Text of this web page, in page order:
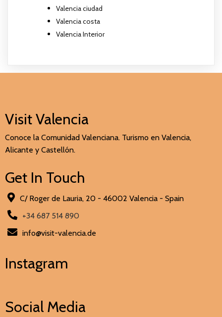
Valencia ciudad
Valencia costa
Valencia Interior
Visit Valencia
Conoce la Comunidad Valenciana. Turismo en Valencia,
Alicante y Castellón.
Get In Touch
C/ Roger de Lauria, 20 - 46002 Valencia - Spain
+34 687 514 890
info@visit-valencia.de
Instagram
Social Media